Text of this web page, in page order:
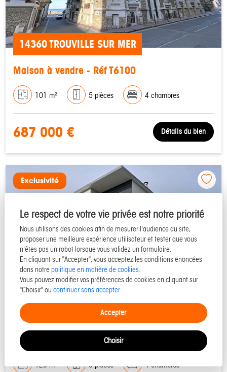
Le respect de votre vie privée est notre priorité
Nous utilisons des cookies afin de mesurer l'audience du site,
proposer une meilleure expérience utilisateur et tester que vous
n'êtes pas un robot lorsque vous validez un formulaire.
En cliquant sur "Accepter", vous acceptez les conditions énoncées
dans notre politique en matière de cookies.
Vous pouvez modifier vos préférences de cookies en cliquant sur
"Choisir" ou continuer sans accepter.
Accepter
Choisir
14360 TROUVILLE SUR MER
Maison à vendre - Réf T6100
101 m² 5 pièces 4 chambres
687 000 € Détails du bien
Exclusivité
50290 SAINT MARTIN DE BREHAL
Maison à vendre - Réf 52828
125 m² 6 pièces 4 chambres